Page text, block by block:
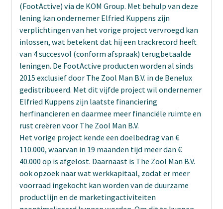
(FootActive) via de KOM Group. Met behulp van deze
lening kan ondernemer Elfried Kuppens zijn
verplichtingen van het vorige project vervroegd kan
inlossen, wat betekent dat hij een trackrecord heeft
van 4 succesvol (conform afspraak) terugbetaalde
leningen. De FootActive producten worden al sinds
2015 exclusief door The Zool Man B.V. in de Benelux
gedistribueerd. Met dit vijfde project wil ondernemer
Elfried Kuppens zijn laatste financiering
herfinancieren en daarmee meer financiële ruimte en
rust creëren voor The Zool Man B.V.
Het vorige project kende een doelbedrag van €
110.000, waarvan in 19 maanden tijd meer dan €
40.000 op is afgelost. Daarnaast is The Zool Man B.V.
ook opzoek naar wat werkkapitaal, zodat er meer
voorraad ingekocht kan worden van de duurzame
productlijn en de marketingactiviteiten